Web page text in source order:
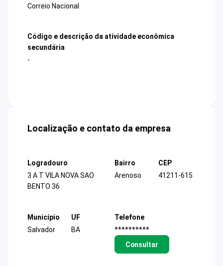
Correio Nacional
Código e descrição da atividade econômica
secundária
-
Localização e contato da empresa
Logradouro
3 A T VILA NOVA SAO
BENTO 36
Bairro
Arenoso
CEP
41211-615
Município
Salvador
UF
BA
Telefone
**********
Consultar